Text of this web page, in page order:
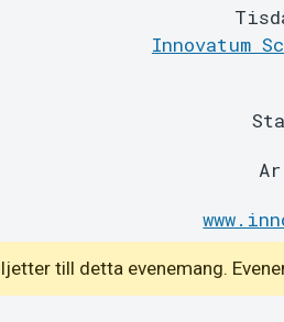
Innovatum
till detta evenemang.